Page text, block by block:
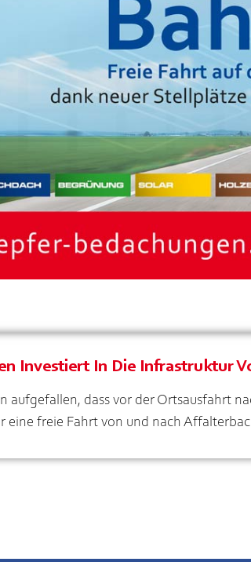
Investiert In Die Infrastruktur
aufgefallen, dass vor der Ortsausfahrt
eine freie Fahrt von und nach